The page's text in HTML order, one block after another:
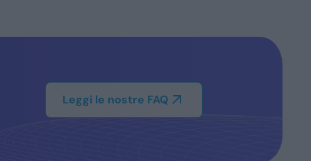
Leggi le nostre FAQ